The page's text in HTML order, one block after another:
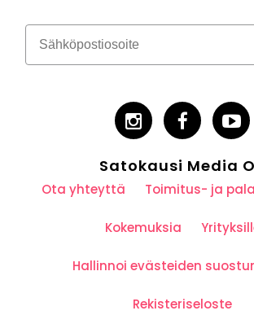
Satokausi Media
Ota yhteyttä Toimitus- ja
Kokemuksia
Hallinnoi evästeiden
Rekisteriseloste